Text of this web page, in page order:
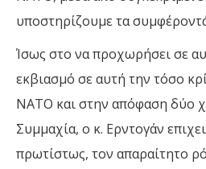
υποστηρίζουμε τα
Ίσως στο να προχωρήσει σε
εκβιασμό σε αυτή την τόσο
ΝΑΤΟ και στην απόφαση δύο
Συμμαχία, ο κ. Ερντογάν
πρωτίστως, τον απαραίτητο